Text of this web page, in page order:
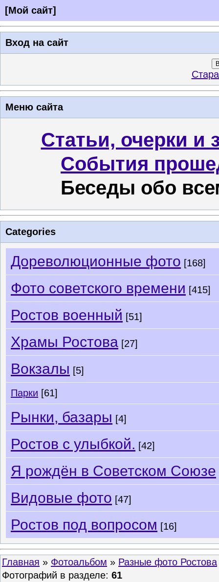
[Мой сайт]
Вход на сайт
Меню сайта
Статьи, очерки и
События
Беседы обо
Categories
Дореволюционные фото [168]
Фото советского времени [415]
Ростов военный [51]
Храмы Ростова [27]
Вокзалы [5]
Парки [61]
Рынки, базары [4]
Ростов с улыбкой. [42]
Я рождён в Советском Союзе
Видовые фото [47]
Ростов под вопросом [16]
Главная » Фотоальбом » Разные фото Ростова
Фотографий в разделе: 61